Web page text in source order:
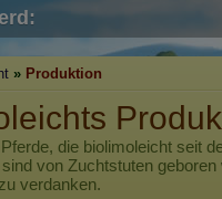
» Produktion
die biolimoleicht seit
von Zuchtstuten
verdanken.